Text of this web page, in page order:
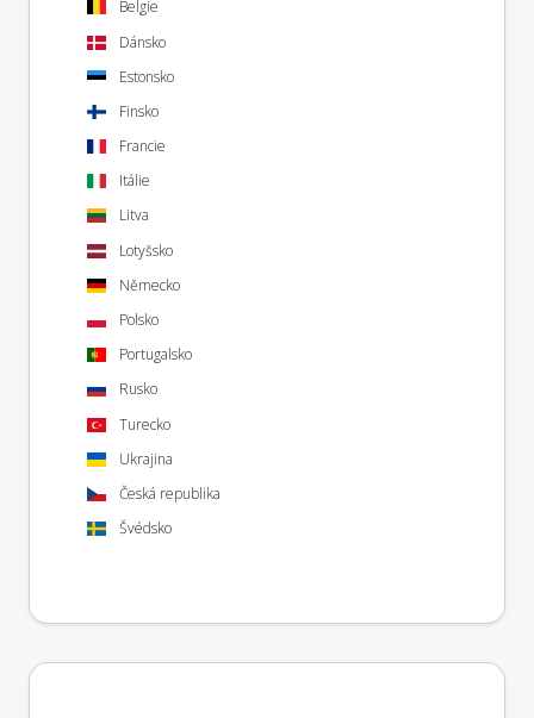
Belgie
Dánsko
Estonsko
Finsko
Francie
Itálie
Litva
Lotyšsko
Německo
Polsko
Portugalsko
Rusko
Turecko
Ukrajina
Česká republika
Švédsko